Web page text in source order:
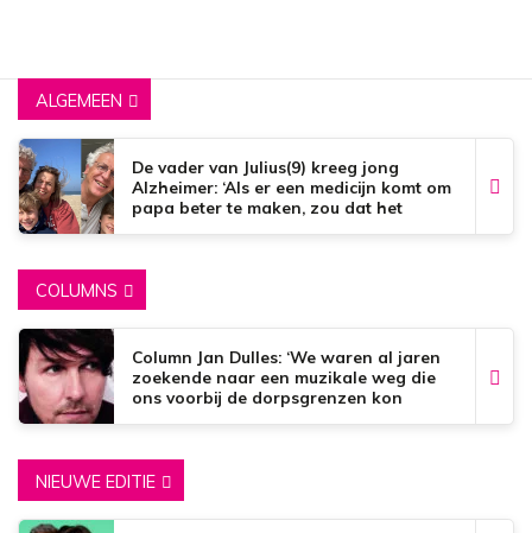
ALGEMEEN
De vader van Julius(9) kreeg jong
Alzheimer: ‘Als er een medicijn komt om
papa beter te maken, zou dat het
COLUMNS
Column Jan Dulles: ‘We waren al jaren
zoekende naar een muzikale weg die
ons voorbij de dorpsgrenzen kon
NIEUWE EDITIE